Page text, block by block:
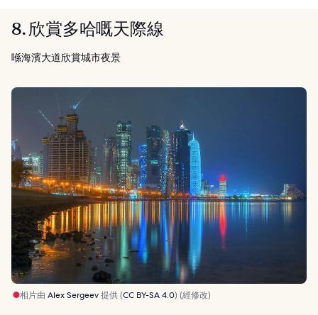
8. 欣賞多哈嘅天際線
喺海濱大道欣賞城市夜景
相片由 Alex Sergeev提供 (CC BY-SA 4.0) (經修改)